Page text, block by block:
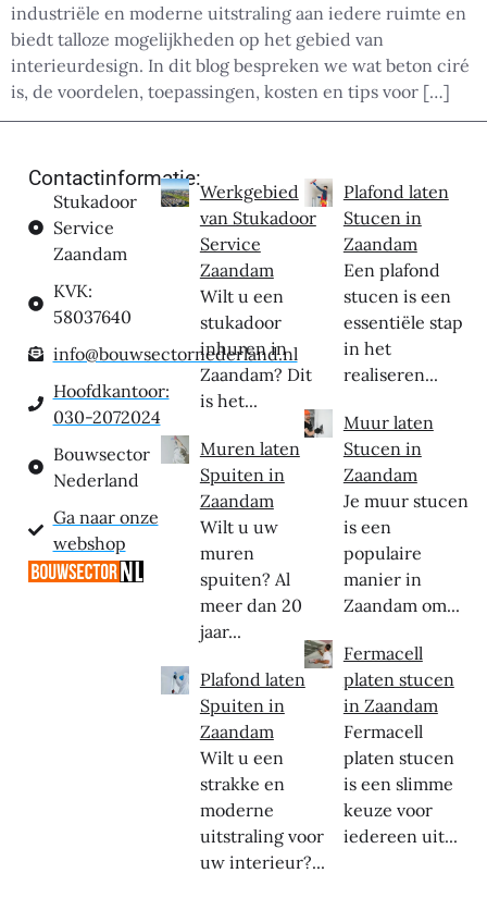
industriële en moderne uitstraling aan iedere ruimte en
biedt talloze mogelijkheden op het gebied van
interieurdesign. In dit blog bespreken we wat beton ciré
is, de voordelen, toepassingen, kosten en tips voor […]
Contactinformatie:
Stukadoor
Service
Zaandam
KVK:
58037640
info@bouwsectornederland.nl
Hoofdkantoor:
030-2072024
Bouwsector
Nederland
Ga naar onze
webshop
Werkgebied
van Stukadoor
Service
Zaandam
Wilt u een
stukadoor
inhuren in
Zaandam? Dit
is het...
Muren laten
Spuiten in
Zaandam
Wilt u uw
muren
spuiten? Al
meer dan 20
jaar...
Plafond laten
Spuiten in
Zaandam
Wilt u een
strakke en
moderne
uitstraling voor
uw interieur?...
Plafond laten
Stucen in
Zaandam
Een plafond
stucen is een
essentiële stap
in het
realiseren...
Muur laten
Stucen in
Zaandam
Je muur stucen
is een
populaire
manier in
Zaandam om...
Fermacell
platen stucen
in Zaandam
Fermacell
platen stucen
is een slimme
keuze voor
iedereen uit...